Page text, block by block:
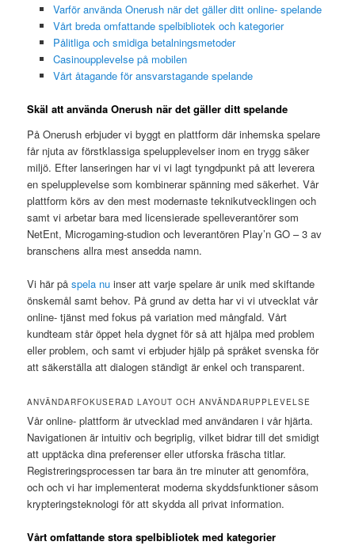
Varför använda Onerush när det gäller ditt online- spelande
Vårt breda omfattande spelbibliotek och kategorier
Pålitliga och smidiga betalningsmetoder
Casinoupplevelse på mobilen
Vårt åtagande för ansvarstagande spelande
Skäl att använda Onerush när det gäller ditt spelande
På Onerush erbjuder vi byggt en plattform där inhemska spelare
får njuta av förstklassiga spelupplevelser inom en trygg säker
miljö. Efter lanseringen har vi vi lagt tyngdpunkt på att leverera
en spelupplevelse som kombinerar spänning med säkerhet. Vår
plattform körs av den mest modernaste teknikutvecklingen och
samt vi arbetar bara med licensierade spelleverantörer som
NetEnt, Microgaming-studion och leverantören Play’n GO – 3 av
branschens allra mest ansedda namn.
Vi här påspela nu inser att varje spelare är unik med skiftande
önskemål samt behov. På grund av detta har vi vi utvecklat vår
online- tjänst med fokus på variation med mångfald. Vårt
kundteam står öppet hela dygnet för så att hjälpa med problem
eller problem, och samt vi erbjuder hjälp på språket svenska för
att säkerställa att dialogen ständigt är enkel och transparent.
ANVÄNDARFOKUSERAD LAYOUT OCH ANVÄNDARUPPLEVELSE
Vår online- plattform är utvecklad med användaren i vår hjärta.
Navigationen är intuitiv och begriplig, vilket bidrar till det smidigt
att upptäcka dina preferenser eller utforska fräscha titlar.
Registreringsprocessen tar bara än tre minuter att genomföra,
och och vi har implementerat moderna skyddsfunktioner såsom
krypteringsteknologi för att skydda all privat information.
Vårt omfattande stora spelbibliotek med kategorier